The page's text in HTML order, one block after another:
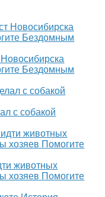
Бездомным
с собакой
животных
хозяев Помогите